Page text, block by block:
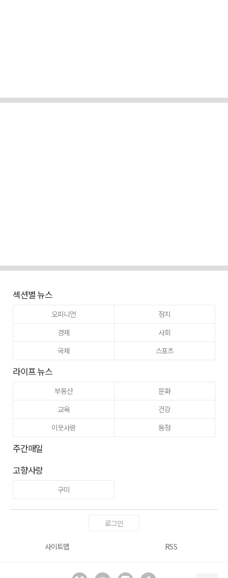
섹션별 뉴스
오피니언
정치
경제
사회
국제
스포츠
라이프 뉴스
부동산
문화
교육
건강
이웃사랑
동정
주간매일
고향사랑
구미
로그인
사이트맵 RSS